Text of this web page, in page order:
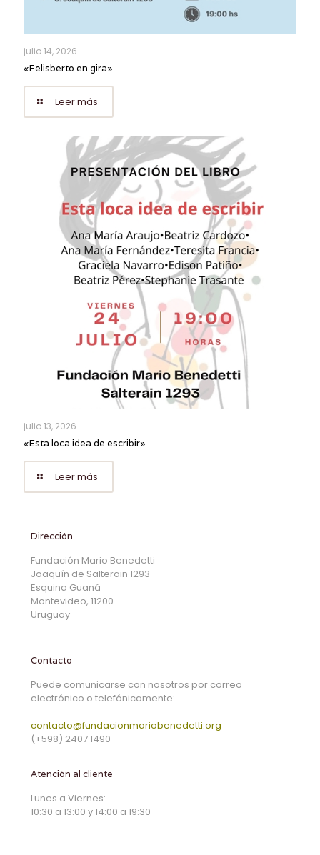
julio 14, 2026
«Felisberto en gira»
Leer más
julio 13, 2026
«Esta loca idea de escribir»
Leer más
Dirección
Fundación Mario Benedetti
Joaquín de Salterain 1293
Esquina Guaná
Montevideo, 11200
Uruguay
Contacto
Puede comunicarse con nosotros por correo
electrónico o telefónicamente:
contacto@fundacionmariobenedetti.org
(+598) 2407 1490
Atención al cliente
Lunes a Viernes:
10:30 a 13:00 y 14:00 a 19:30